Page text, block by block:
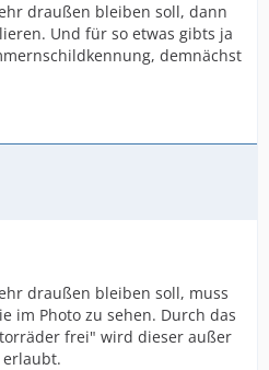
draußen bleiben soll, dann
Und für so etwas gibts ja
demnächst
draußen bleiben soll, muss
im Photo zu sehen. Durch das
frei" wird dieser außer
erlaubt.